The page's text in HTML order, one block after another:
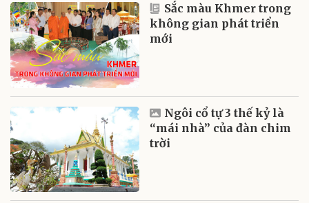
Sắc màu Khmer trong
không gian phát triển
mới
Ngôi cổ tự 3 thế kỷ là
“mái nhà” của đàn chim
trời